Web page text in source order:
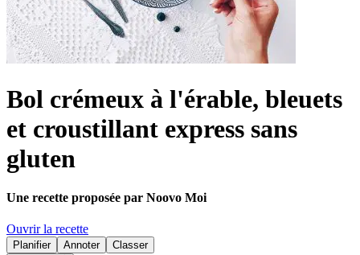
Bol crémeux à l'érable, bleuets
et croustillant express sans
gluten
Une recette proposée par Noovo Moi
Ouvrir la recette
Planifier Annoter
Classer